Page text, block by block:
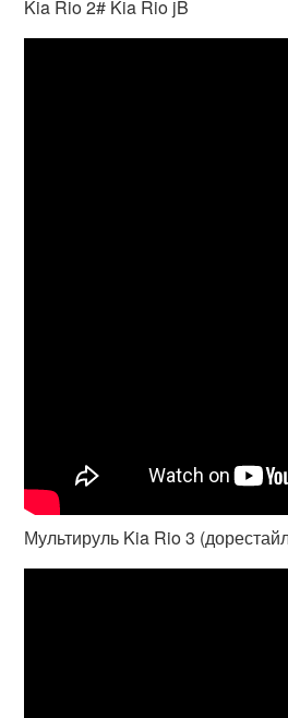
Kia Rio 2# Kia Rio jB
Мультируль Kia Rio 3